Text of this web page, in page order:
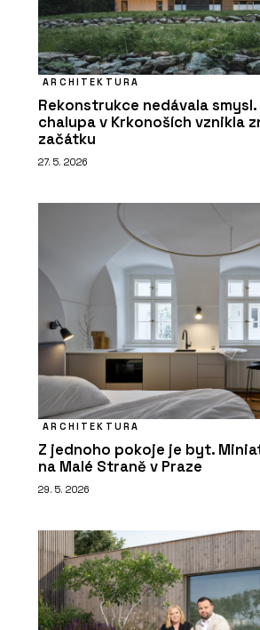
ARCHITEKTURA
Rekonstrukce nedávala smysl.
chalupa v Krkonoších vznikla
začátku
27. 5. 2026
ARCHITEKTURA
Z jednoho pokoje je byt.
na Malé Straně v Praze
29. 5. 2026